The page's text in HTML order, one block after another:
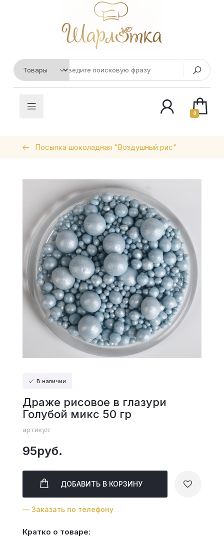
0
Посыпка шоколадная "Воздушный рис"
В наличии
Драже рисовое в глазури
Голубой микс 50 гр
артикул:
95руб.
ДОБАВИТЬ В КОРЗИНУ
— Заказать по телефону
Кратко о товаре: